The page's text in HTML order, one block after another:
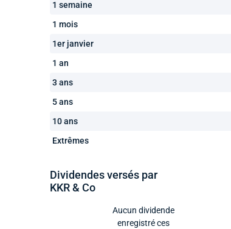
1 semaine
1 mois
1er janvier
1 an
3 ans
5 ans
10 ans
Extrêmes
Dividendes versés par
KKR & Co
Aucun dividende
enregistré ces